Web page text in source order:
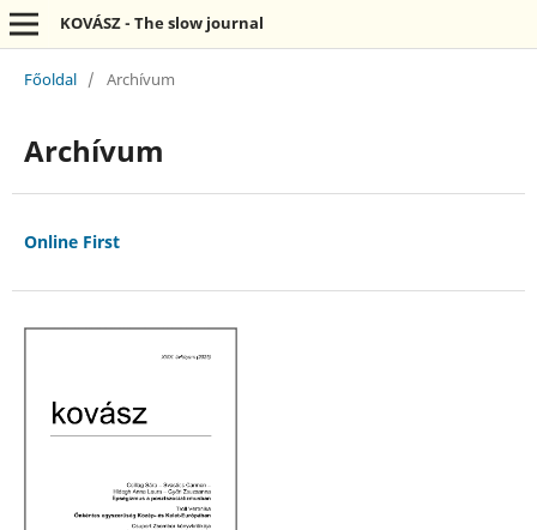
KOVÁSZ - The slow journal
Főoldal / Archívum
Archívum
Online First